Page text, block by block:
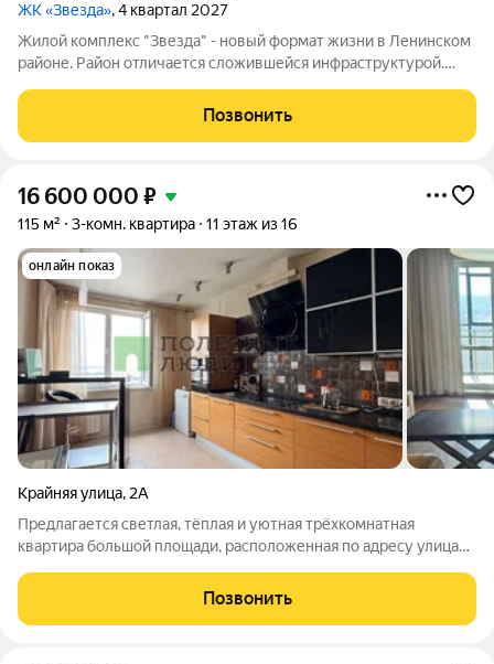
ЖК «Звезда», 4 квартал 2027
Жилой комплекс "Звезда" - новый формат жизни в Ленинском
районе. Район отличается сложившейся инфраструктурой.
большой парк с одноименным названием. Развита
транспортная и дорожная сети. Есть
Позвонить
16 600 000 ₽
115 м² 3-комн. квартира 11 этаж из 16
онлайн показ
Крайняя улица, 2А
Предлагается светлая, тёплая и уютная трёхкомнатная
квартира большой площади, расположенная по адресу улица
данной квартиры ставка от 12.99% Дом эксклюзивной
кирпичной постройки, возведённый в
Позвонить